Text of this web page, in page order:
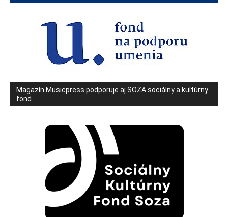
Magazín Musicpress podporuje aj SOZA sociálny a kultúrny
fond